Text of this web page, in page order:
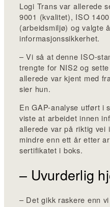
Logi Trans var allerede
9001 (kvalitet), ISO
(arbeidsmiljø) og valgte
informasjonssikkerhet.
– Vi så at denne ISO-
trengte for NIS2 og
allerede var kjent med
sier hun.
En GAP-analyse utført i
viste at arbeidet innen
allerede var på riktig vei
mindre enn ett år etter
sertifikatet i boks.
– Uvurderlig
– Det gikk raskere enn